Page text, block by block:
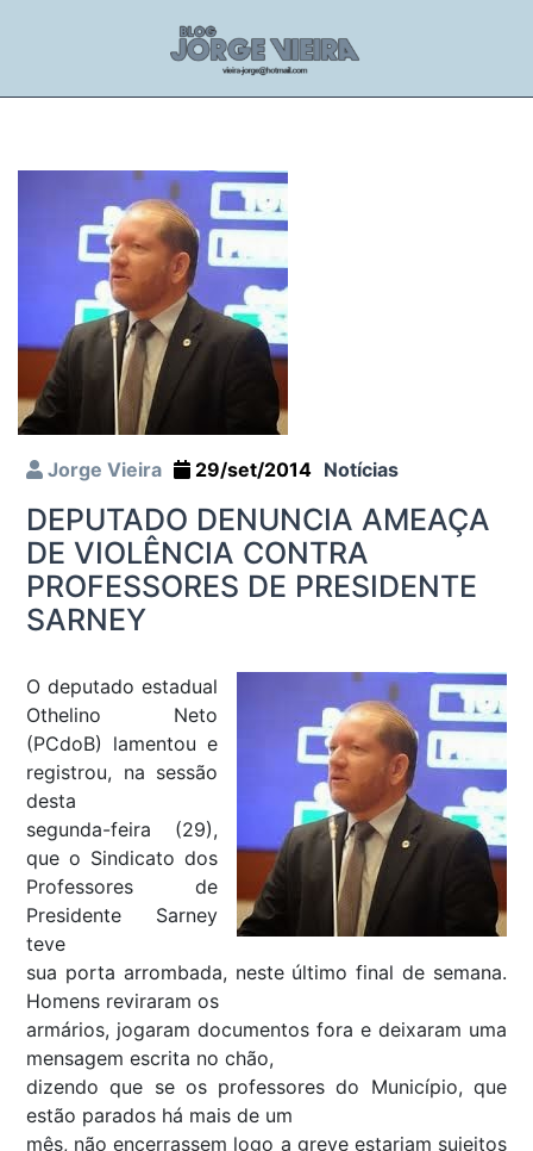
Jorge Vieira 29/set/2014 Notícias
DEPUTADO DENUNCIA AMEAÇA
DE VIOLÊNCIA CONTRA
PROFESSORES DE PRESIDENTE
SARNEY
O deputado estadual
Othelino Neto
(PCdoB) lamentou e
registrou, na sessão
desta
segunda-feira (29),
que o Sindicato dos
Professores de
Presidente Sarney
teve
sua porta arrombada, neste último final de semana.
Homens reviraram os
armários, jogaram documentos fora e deixaram uma
mensagem escrita no chão,
dizendo que se os professores do Município, que
estão parados há mais de um
mês, não encerrassem logo a greve estariam sujeitos